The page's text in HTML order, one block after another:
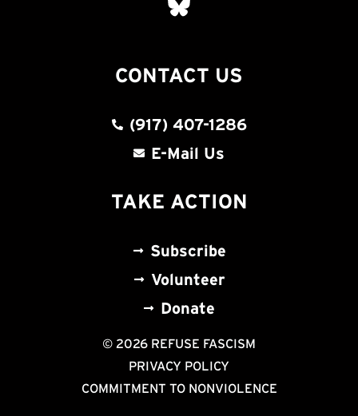
CONTACT US
(917) 407-1286
E-Mail Us
TAKE ACTION
Subscribe
Volunteer
Donate
© 2026 REFUSE FASCISM
PRIVACY POLICY
COMMITMENT TO NONVIOLENCE